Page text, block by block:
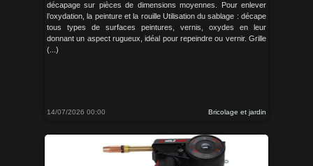
décapage sur pièces de dimensions moyennes. Pour enlever
l’oxydation, la peinture et la rouille Utilisation du sablage : décape
tous types de surfaces peintures, vernis, oxydes en leur
donnant un aspect rugueux, idéal pour repeindre ou vernir. Grille
(...)
14/07/2026 00:00 Bricolage et jardin